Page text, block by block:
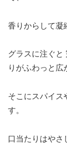
香りからして凝
グラスに注ぐと
りがふわっと広
そこにスパイス
す。
口当たりはやさ